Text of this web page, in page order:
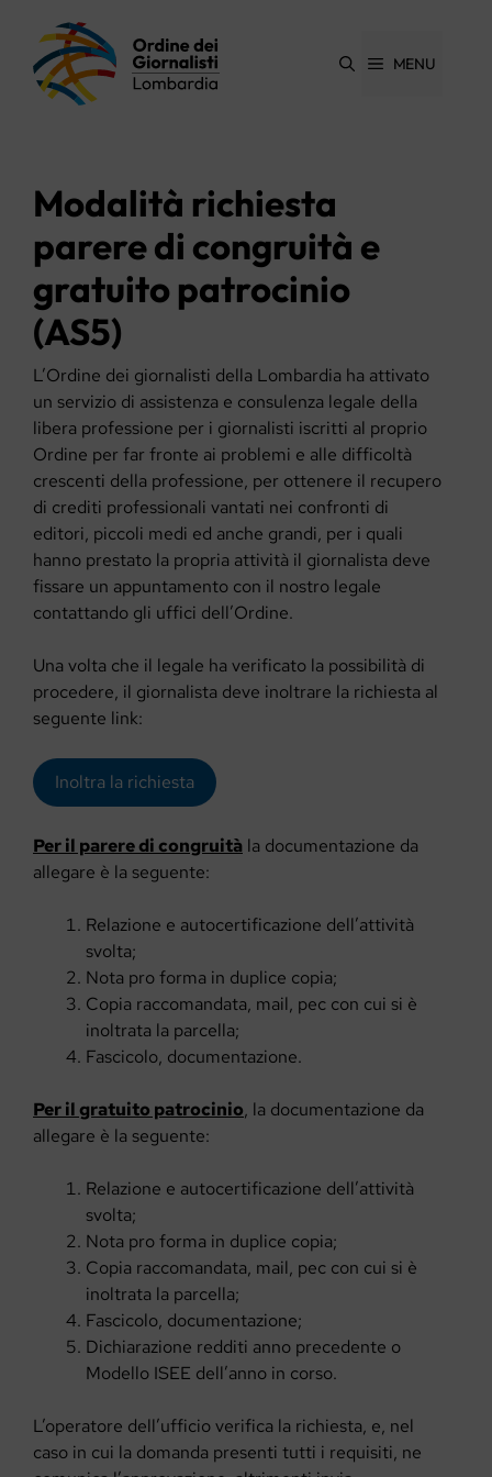
contenuto
MENU
Modalità richiesta
parere di congruità e
gratuito patrocinio
(AS5)
L’Ordine dei giornalisti della Lombardia ha attivato
un servizio di assistenza e consulenza legale della
libera professione per i giornalisti iscritti al proprio
Ordine per far fronte ai problemi e alle difficoltà
crescenti della professione, per ottenere il recupero
di crediti professionali vantati nei confronti di
editori, piccoli medi ed anche grandi, per i quali
hanno prestato la propria attività il giornalista deve
fissare un appuntamento con il nostro legale
contattando gli uffici dell’Ordine.
Una volta che il legale ha verificato la possibilità di
procedere, il giornalista deve inoltrare la richiesta al
seguente link:
Inoltra la richiesta
Per il parere di congruità la documentazione da
allegare è la seguente:
Relazione e autocertificazione dell’attività
svolta;
Nota pro forma in duplice copia;
Copia raccomandata, mail, pec con cui si è
inoltrata la parcella;
Fascicolo, documentazione.
Per il gratuito patrocinio, la documentazione da
allegare è la seguente:
Relazione e autocertificazione dell’attività
svolta;
Nota pro forma in duplice copia;
Copia raccomandata, mail, pec con cui si è
inoltrata la parcella;
Fascicolo, documentazione;
Dichiarazione redditi anno precedente o
Modello ISEE dell’anno in corso.
L’operatore dell’ufficio verifica la richiesta, e, nel
caso in cui la domanda presenti tutti i requisiti, ne